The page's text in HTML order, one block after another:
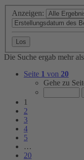
Anzeigen:
Die Suche ergab mehr
Seite 1 von 20
Gehe zu
1
2
3
4
5
…
20